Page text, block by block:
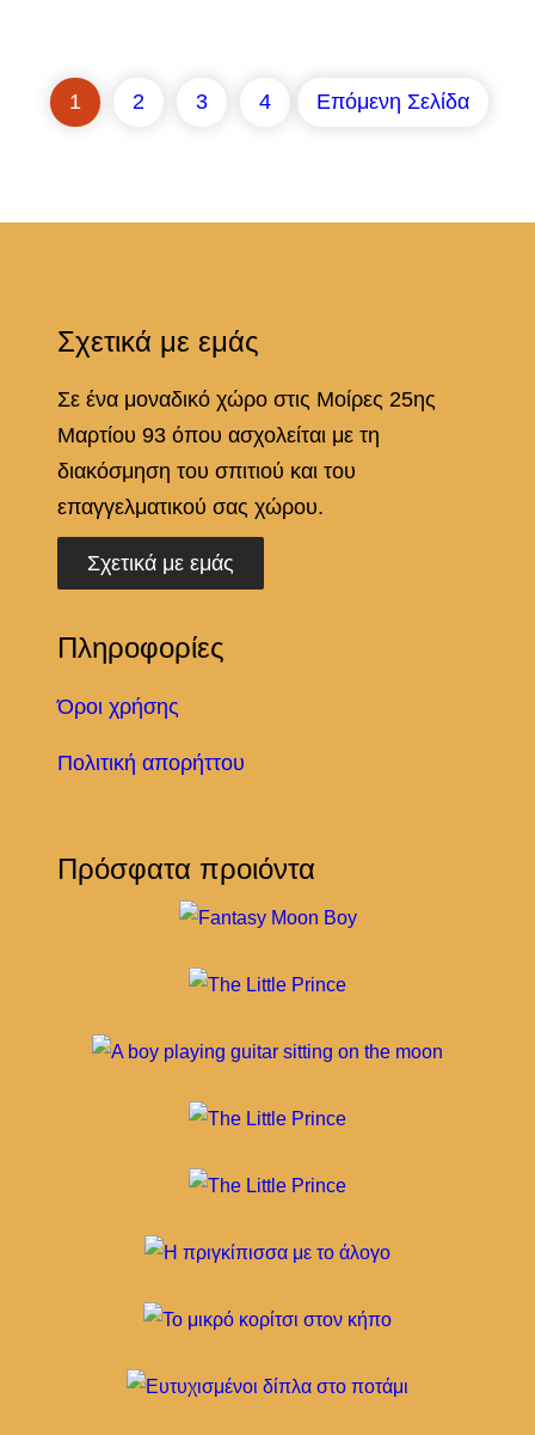
1 2 3 4 Επόμενη Σελίδα
Σχετικά με εμάς
Σε ένα μοναδικό χώρο στις Μοίρες 25ης
Μαρτίου 93 όπου ασχολείται με τη
διακόσμηση του σπιτιού και του
επαγγελματικού σας χώρου.
Σχετικά με εμάς
Πληροφορίες
Όροι χρήσης
Πολιτική απορήττου
Πρόσφατα προιόντα